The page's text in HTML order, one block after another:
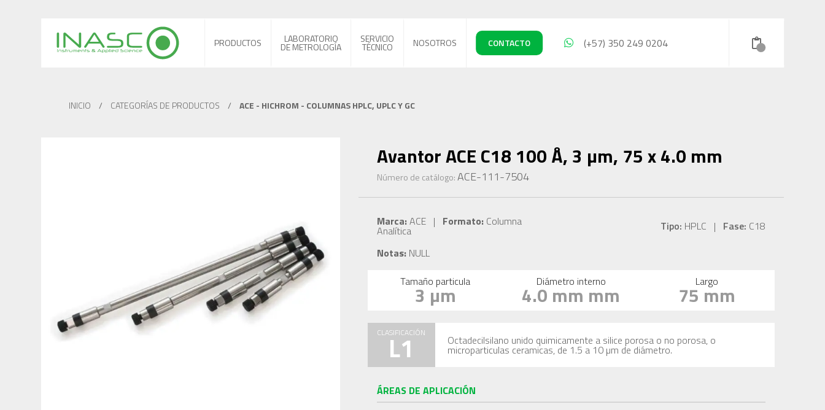
PRODUCTOS LABORATORIO
DE METROLOGÍA
SERVICIO
TÉCNICO NOSOTROS CONTACTO (+57) 350 249 0204
INICIO / CATEGORÍAS DE PRODUCTOS / ACE - HICHROM - COLUMNAS HPLC, UPLC Y GC
Avantor ACE C18 100 Å, 3 µm, 75 x 4.0 mm
Número de catálogo:ACE-111-7504
Marca:ACE | Formato:Columna
Analítica Tipo: HPLC | Fase: C18
Notas:NULL
Tamaño particula
3 µm Diámetro interno
4.0 mm mm Largo
75 mm
CLASIFICACIÓN
L1 Octadecilsilano unido quimicamente a silice porosa o no porosa, o
microparticulas ceramicas, de 1.5 a 10 µm de diámetro.
ÁREAS DE APLICACIÓN